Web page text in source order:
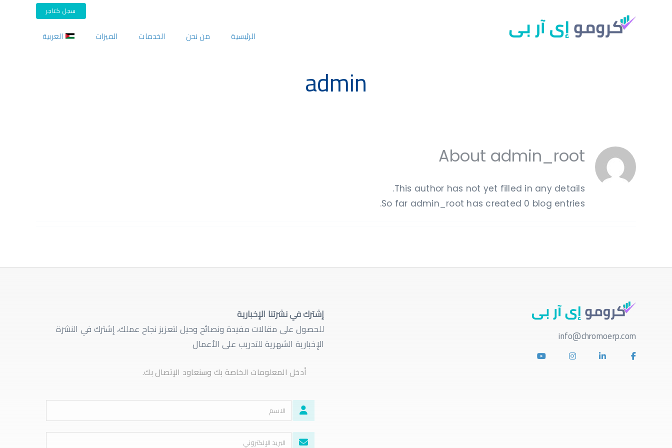
سجل كتاجر
الرئيسية من نحن الخدمات الميزات العربية
admin
About admin_root
This author has not yet filled in any details.
So far admin_root has created 0 blog entries.
info@chromoerp.com
إشترك في نشرتنا الإخبارية
للحصول على مقالات مفيدة ونصائح وحيل لتعزيز نجاح عملك، إشترك في النشرة
الإخبارية الشهرية للتدريب على الأعمال
أدخل المعلومات الخاصة بك وسنعاود الإتصال بك.